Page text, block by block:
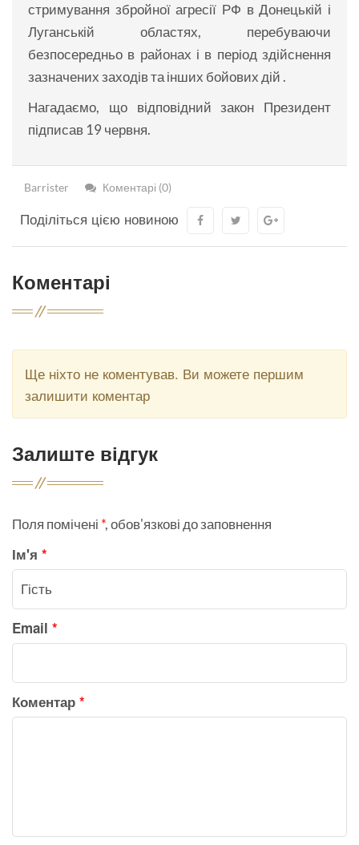
стримування збройної агресії РФ в Донецькій і
Луганській областях, перебуваючи
безпосередньо в районах і в період здійснення
зазначених заходів та інших бойових дій .
Нагадаємо, що відповідний закон Президент
підписав 19 червня.
Barrister Коментарі (0)
Поділіться цією новиною
Коментарі
Ще ніхто не коментував. Ви можете першим
залишити коментар
Залиште відгук
Поля помічені *, обов'язкові до заповнення
Ім'я *
Email *
Коментар *